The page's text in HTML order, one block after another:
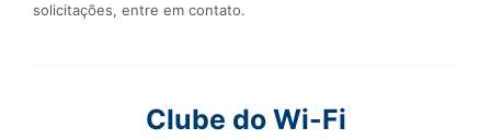
solicitações, entre em contato.
Clube do Wi-Fi